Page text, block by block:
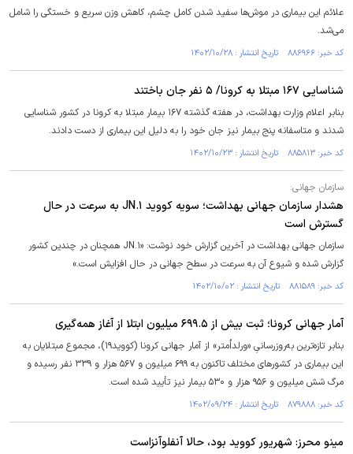
علائم این بیماری در موش‌ها سفید شدن کامل چشم، کاهش وزن سریع و خستگی را شامل
می‌شد.
کد خبر: ۸۸۶۹۶۶ تاریخ انتشار : ۱۴۰۲/۱۰/۲۸
شناسایی ۱۶۷ مبتلا به کرونا/ ۵ نفر جان باختند
بنابر اعلام وزارت بهداشت، در هفته گذشته ۱۶۷ بیمار مبتلا به کرونا در کشور شناسایی
شدند و متاسفانه پنج بیمار نیز جان خود را به دلیل این بیماری از دست دادند.
کد خبر: ۸۸۵۸۱۳ تاریخ انتشار : ۱۴۰۲/۱۰/۲۳
سازمان جهانی:
هشدار سازمان جهانی بهداشت؛ سویه کووید JN.۱ به سرعت در حال
گسترش است
سازمان جهانی بهداشت در آخرین گزارش خود نوشت: «JN.۱ همچنان در چندین کشور
گزارش شده و شیوع آن به سرعت در سطح جهانی در حال افزایش است.»
کد خبر: ۸۸۱۵۸۹ تاریخ انتشار : ۱۴۰۲/۱۰/۰۲
آمار جهانی کرونا؛ ثبت بیش از ۶۹۹.۵ میلیون ابتلا از آغاز همه‌گیری
بنابر تازه‌ترین به‌روزرسانیِ «ورلداُمتر» از آمار جهانی کرونا (کووید۱۹)، مجموع مبتلایان به
این بیماری در کشور‌های مختلف تاکنون به ۶۹۹ میلیون و ۵۶۷ هزار و ۳۳۹ نفر رسیده و
مرگ شش میلیون و ۹۵۶ هزار و ۵۳۰ بیمار نیز تأیید شده است.
کد خبر: ۸۷۹۸۸۸ تاریخ انتشار : ۱۴۰۲/۰۹/۲۴
مینو محرز: شهریور کووید بود، حالا آنفلوآنزاست